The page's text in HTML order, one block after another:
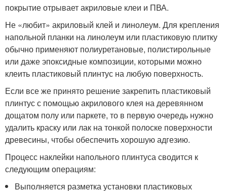
покрытие отрывает акриловые клеи и ПВА.
Не «любит» акриловый клей и линолеум. Для крепления
напольной планки на линолеум или пластиковую плитку
обычно применяют полиуретановые, полистирольные
или даже эпоксидные композиции, которыми можно
клеить пластиковый плинтус на любую поверхность.
Если все же принято решение закрепить пластиковый
плинтус с помощью акрилового клея на деревянном
дощатом полу или паркете, то в первую очередь нужно
удалить краску или лак на тонкой полоске поверхности
древесины, чтобы обеспечить хорошую адгезию.
Процесс наклейки напольного плинтуса сводится к
следующим операциям:
Выполняется разметка установки пластиковых